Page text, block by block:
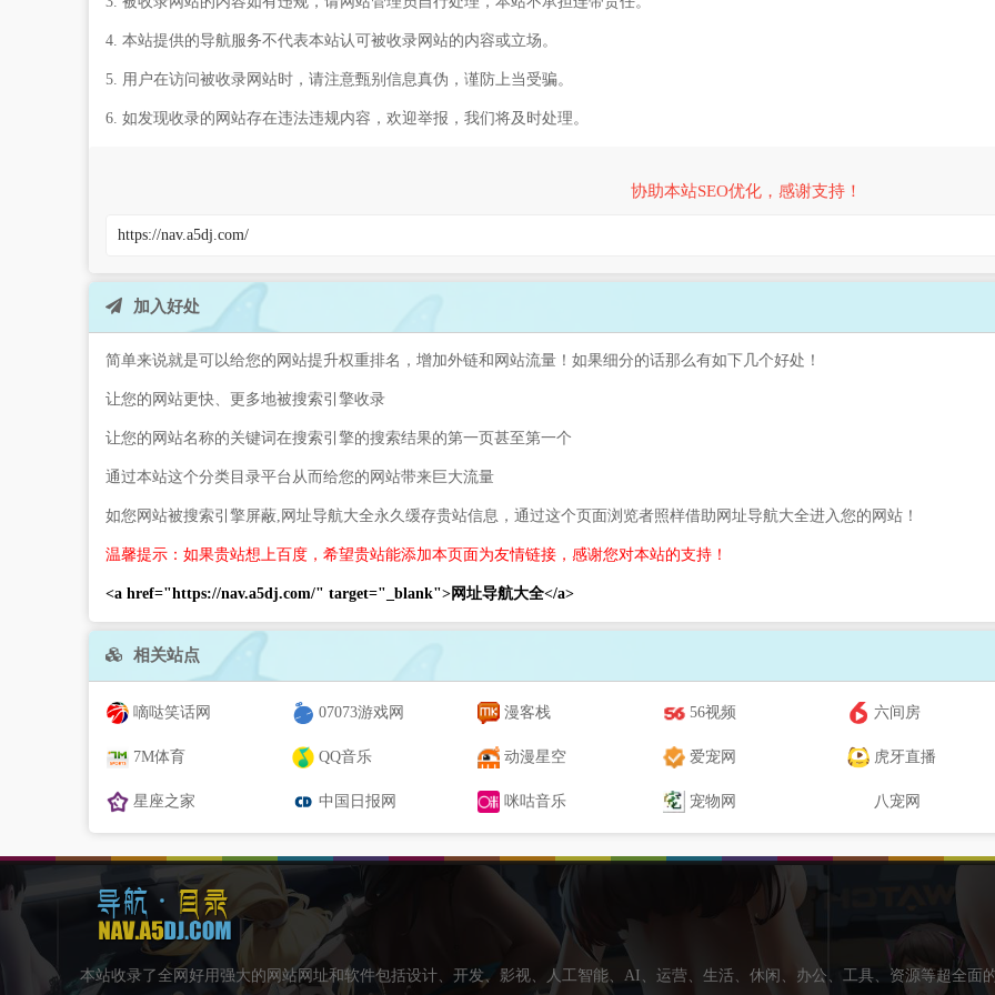
4. 本站提供的导航服务不代表本站认可被收录网站的内容或立场。
5. 用户在访问被收录网站时，请注意甄别信息真伪，谨防上当受骗。
6. 如发现收录的网站存在违法违规内容，欢迎举报，我们将及时处理。
协助本站SEO优化，感谢支持！
加入好处
简单来说就是可以给您的网站提升权重排名，增加外链和网站流量！如果细分的话那么有如下几个好处！
让您的网站更快、更多地被搜索引擎收录
让您的网站名称的关键词在搜索引擎的搜索结果的第一页甚至第一个
通过本站这个分类目录平台从而给您的网站带来巨大流量
如您网站被搜索引擎屏蔽,网址导航大全永久缓存贵站信息，通过这个页面浏览者照样借助网址导航大全进入您的网站！
温馨提示：如果贵站想上百度，希望贵站能添加本页面为友情链接，感谢您对本站的支持！
<a href="https://nav.a5dj.com/" target="_blank">网址导航大全</a>
相关站点
嘀哒笑话网 07073游戏网 漫客栈 56视频 六间房
7M体育 QQ音乐 动漫星空 爱宠网 虎牙直播
星座之家 中国日报网 咪咕音乐 宠物网 八宠网
本站收录了全网好用强大的网站网址和软件包括设计、开发、影视、人工智能、AI、运营、生活、休闲、办公、工具、资源等超全面